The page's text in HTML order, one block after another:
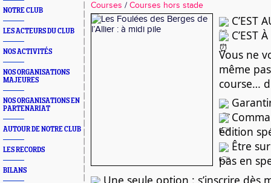
NOTRE CLUB
LES ACTEURS DU CLUB
NOS ACTIVITÉS
NOS ORGANISATIONS
MAJEURES
NOS ORGANISATIONS EN
PARTENARIAT
AUTOUR DE NOTRE CLUB
LES RECORDS
BILANS
Courses / Courses hors stade
C’EST
C’EST
Vous ne
même
course…
édition
Être
pas en
Une seule option : s’inscrire dès